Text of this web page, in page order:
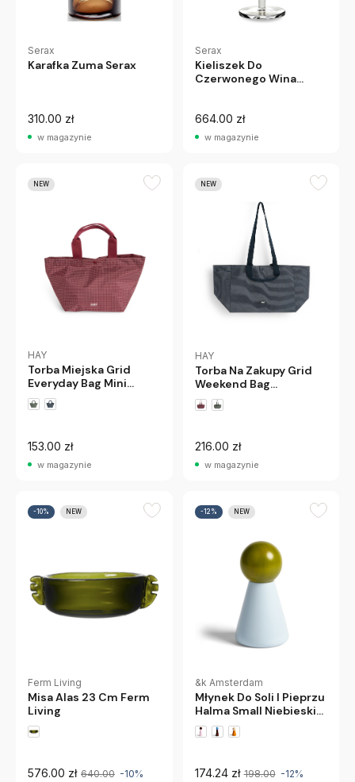
Serax
Karafka Zuma Serax
310.00 zł
w magazynie
Serax
Kieliszek Do
Czerwonego Wina
664.00 zł
w magazynie
NEW
HAY
Torba Miejska Grid
Everyday Bag Mini
Burgundowa Hay
153.00 zł
w magazynie
NEW
HAY
Torba Na Zakupy Grid
Weekend Bag
Ciemnoniebieska Hay
216.00 zł
w magazynie
-10% NEW
Ferm Living
Misa Alas 23 Cm Ferm
Living
576.00 zł 640.00 -10%
-12% NEW
&k Amsterdam
Młynek Do Soli I Pieprzu
Halma Small Niebieski
&K Amsterdam
174.24 zł 198.00 -12%